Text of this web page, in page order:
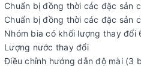
Chuẩn bị đồng thời các đặc sản
Chuẩn bị đồng thời các đặc sản
Nhóm bia có khối lượng thay đổi
Lượng nước thay đổi
Điều chỉnh hướng dẫn độ mài (3